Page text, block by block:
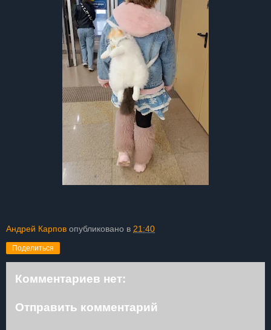
Андрей Карпов опубликовано в 21:40
Поделиться
Комментариев нет:
Отправить комментарий